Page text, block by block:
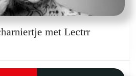
met LectrrHet
met